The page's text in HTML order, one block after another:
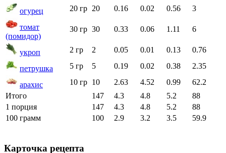
огурец 20 гр 20 0.16 0.02 0.56 3
томат
(помидор)
30 гр 30 0.33 0.06 1.11 6
укроп 2 гр 2 0.05 0.01 0.13 0.76
петрушка 5 гр 5 0.19 0.02 0.38 2.35
арахис 10 гр 10 2.63 4.52 0.99
62.2
Итого
147 4.3 4.8 5.2
88
1 порция
147 4.3 4.8 5.2
88
100 грамм
100 2.9 3.2 3.5 59.9
Карточка рецепта